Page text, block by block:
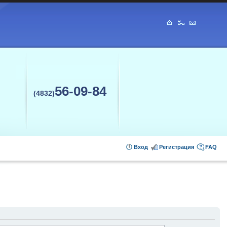
(4832)56-09-84
FAQ
Регистрация
Вход